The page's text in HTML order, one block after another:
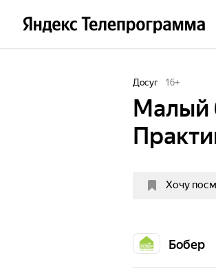
Досуг 16+
Малый
Хочу
Бобер